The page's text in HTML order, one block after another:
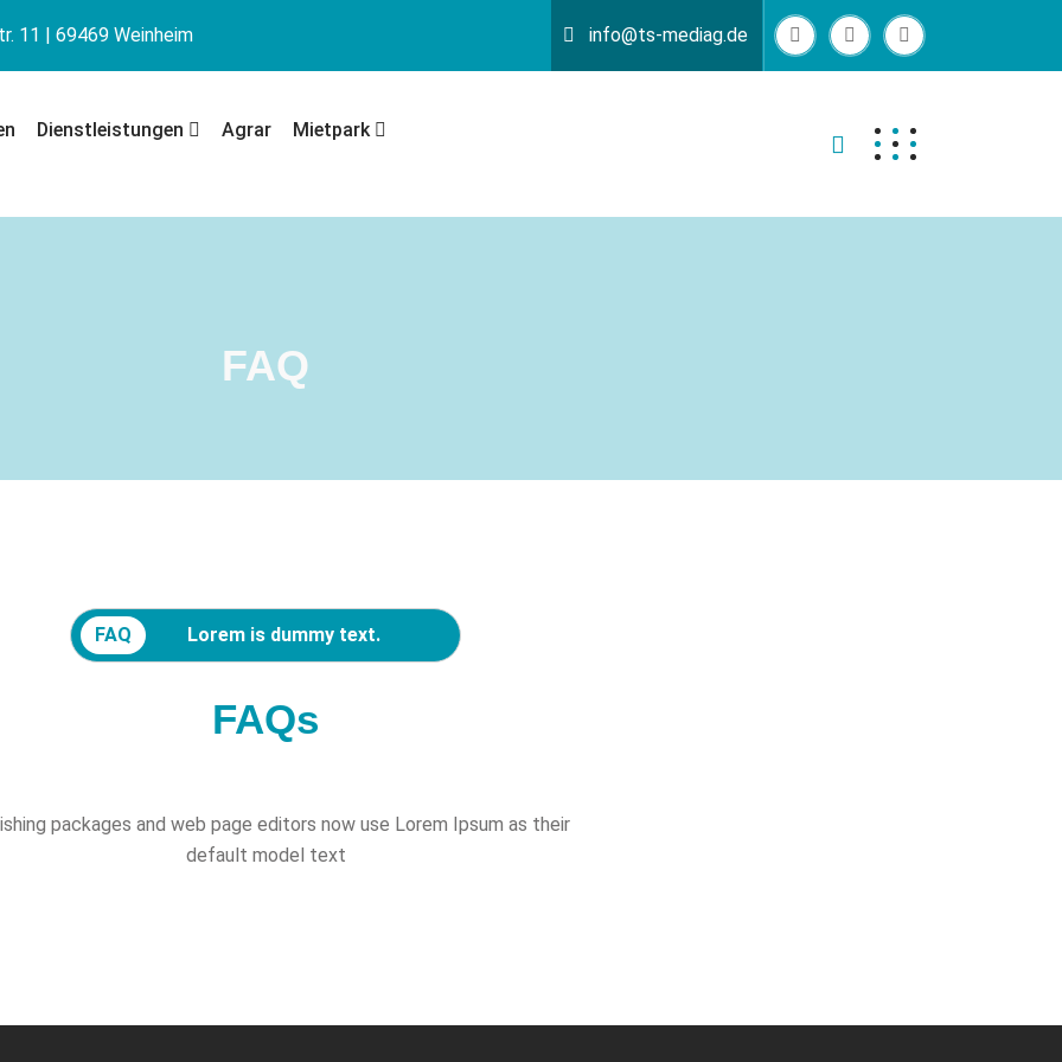
11 | 69469 Weinheim info@ts-mediag.de
Dienstleistungen Agrar Mietpark
FAQ
FAQ Lorem is dummy text.
FAQs
packages and web page editors now use Lorem Ipsum as their
default model text